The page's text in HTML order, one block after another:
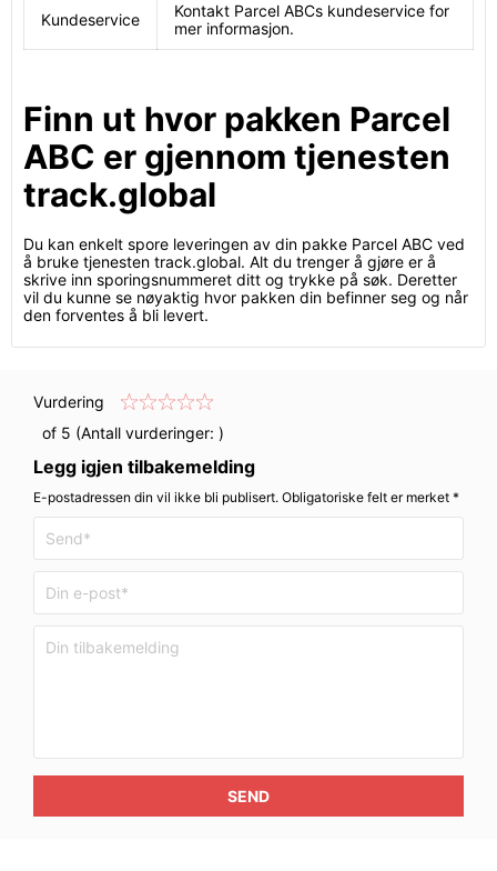
Kundeservice
Kontakt Parcel ABCs kundeservice for
mer informasjon.
Finn ut hvor pakken Parcel
ABC er gjennom tjenesten
track.global
Du kan enkelt spore leveringen av din pakke Parcel ABC ved
å bruke tjenesten track.global. Alt du trenger å gjøre er å
skrive inn sporingsnummeret ditt og trykke på søk. Deretter
vil du kunne se nøyaktig hvor pakken din befinner seg og når
den forventes å bli levert.
Vurdering
of 5 (Antall vurderinger: )
Legg igjen tilbakemelding
E-postadressen din vil ikke bli publisert. Obligatoriske felt er merket *
SEND